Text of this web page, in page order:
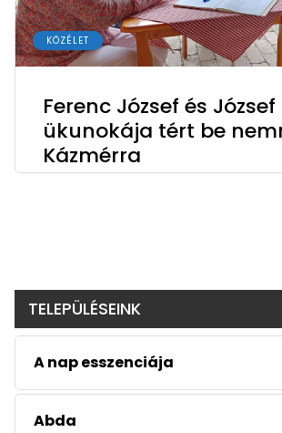
KÖZÉLET
Ferenc József és
ükunokája tért be
Kázmérra
TELEPÜLÉSEINK
A nap esszenciája
Abda